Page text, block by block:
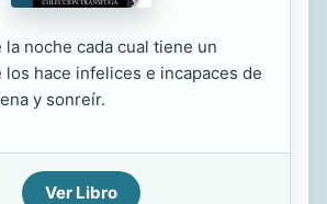
la noche cada cual tiene un
los hace infelices e incapaces de
y sonreír.
Ver Libro